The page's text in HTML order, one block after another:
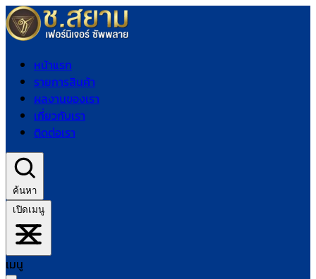
หน้าแรก
รายการสินค้า
ผลงานของเรา
เกี่ยวกับเรา
ติดต่อเรา
ค้นหา
เปิดเมนู
เมนู